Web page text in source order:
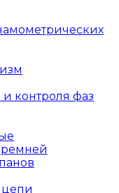
контроля фаз